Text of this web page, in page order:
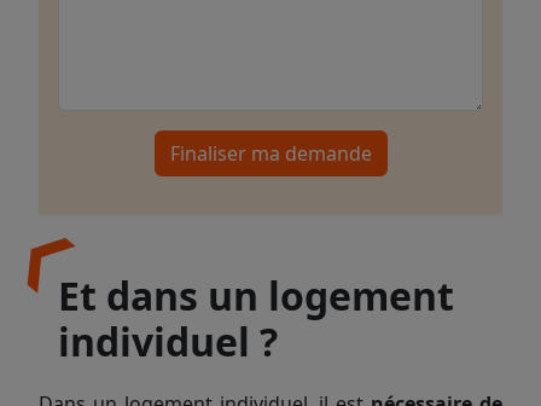
Finaliser ma demande
Et dans un logement
individuel ?